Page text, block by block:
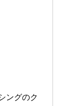
ングのク